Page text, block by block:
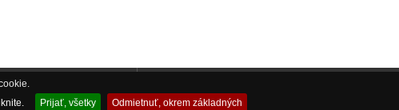
servis akváriovej techniky
Prijať, všetky Odmietnuť, okrem základných